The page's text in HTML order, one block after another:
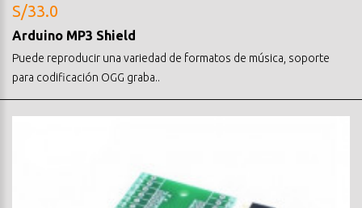
S/33.0
Arduino MP3 Shield
Puede reproducir una variedad de formatos de música, soporte
para codificación OGG graba..